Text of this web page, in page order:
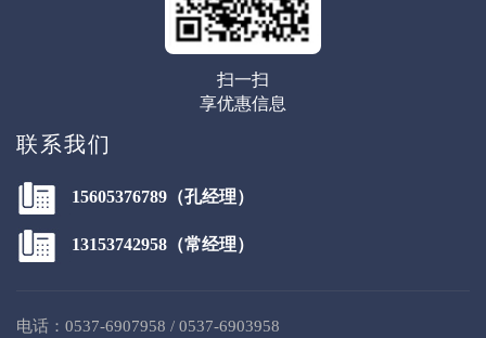
扫一扫
享优惠信息
联系我们
15605376789（孔经理）
13153742958（常经理）
电话：0537-6907958 / 0537-6903958